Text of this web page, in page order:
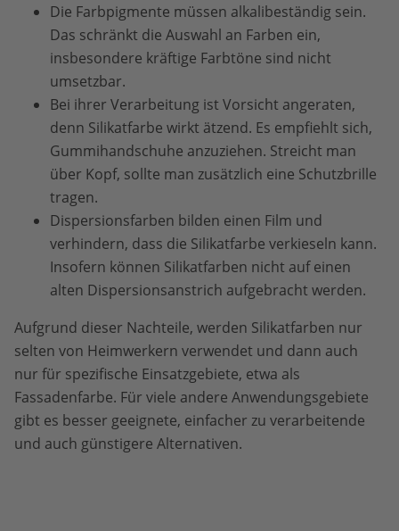
Die Farbpigmente müssen alkalibeständig sein.
Das schränkt die Auswahl an Farben ein,
insbesondere kräftige Farbtöne sind nicht
umsetzbar.
Bei ihrer Verarbeitung ist Vorsicht angeraten,
denn Silikatfarbe wirkt ätzend. Es empfiehlt sich,
Gummihandschuhe anzuziehen. Streicht man
über Kopf, sollte man zusätzlich eine Schutzbrille
tragen.
Dispersionsfarben bilden einen Film und
verhindern, dass die Silikatfarbe verkieseln kann.
Insofern können Silikatfarben nicht auf einen
alten Dispersionsanstrich aufgebracht werden.
Aufgrund dieser Nachteile, werden Silikatfarben nur
selten von Heimwerkern verwendet und dann auch
nur für spezifische Einsatzgebiete, etwa als
Fassadenfarbe. Für viele andere Anwendungsgebiete
gibt es besser geeignete, einfacher zu verarbeitende
und auch günstigere Alternativen.